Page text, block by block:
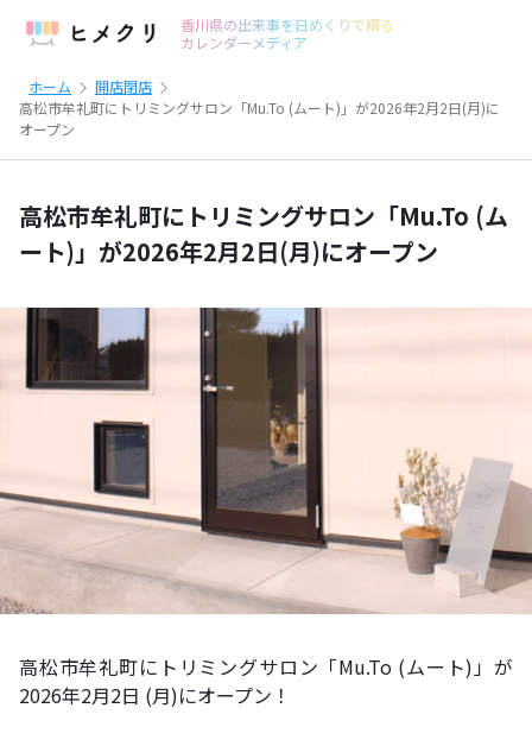
香川県の出来事を日めくりで綴る
カレンダーメディア
ホーム
開店閉店
高松市牟礼町にトリミングサロン「Mu.To (ムート)」が2026年2月2日(月)に
オープン
高松市牟礼町にトリミングサロン「Mu.To (ム
ート)」が2026年2月2日(月)にオープン
高松市牟礼町にトリミングサロン「Mu.To (ムート)」が
2026年2月2日 (月)にオープン！